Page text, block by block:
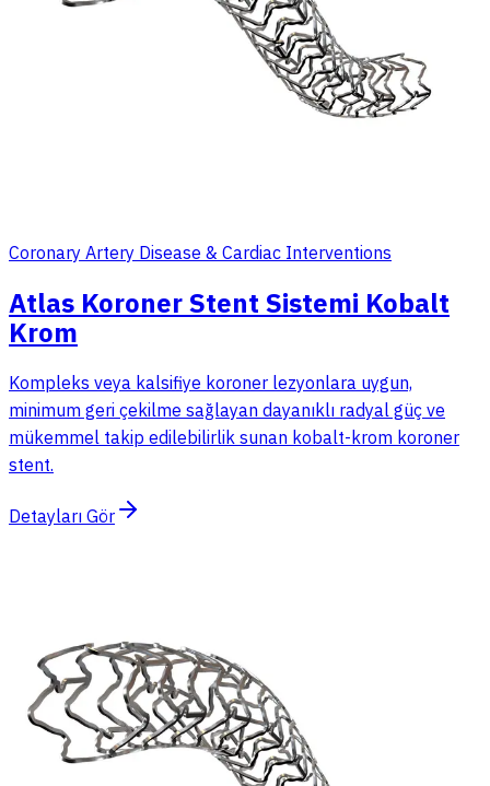
Coronary Artery Disease & Cardiac Interventions
Atlas Koroner Stent Sistemi Kobalt
Krom
Kompleks veya kalsifiye koroner lezyonlara uygun,
minimum geri çekilme sağlayan dayanıklı radyal güç ve
mükemmel takip edilebilirlik sunan kobalt-krom koroner
stent.
Detayları Gör